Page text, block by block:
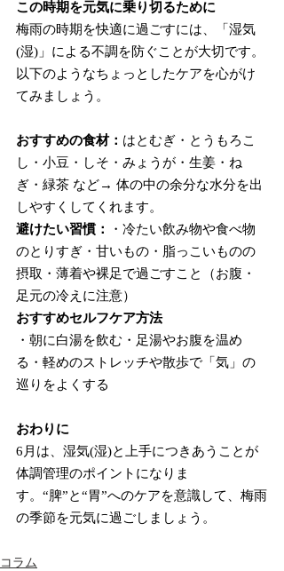
この時期を元気に乗り切るために
梅雨の時期を快適に過ごすには、「湿気
(湿)」による不調を防ぐことが大切です。
以下のようなちょっとしたケアを心がけ
てみましょう。
おすすめの食材： はとむぎ・とうもろこ
し・小豆・しそ・みょうが・生姜・ね
ぎ・緑茶 など→ 体の中の余分な水分を出
しやすくしてくれます。
避けたい習慣：
・冷たい飲み物や食べ物
のとりすぎ・甘いもの・脂っこいものの
摂取・薄着や裸足で過ごすこと（お腹・
足元の冷えに注意）
おすすめセルフケア方法
・朝に白湯を飲む・足湯やお腹を温め
る・軽めのストレッチや散歩で「気」の
巡りをよくする
おわりに
6月は、湿気(湿)と上手につきあうことが
体調管理のポイントになりま
す。“脾”と“胃”へのケアを意識して、梅雨
の季節を元気に過ごしましょう。
コラム